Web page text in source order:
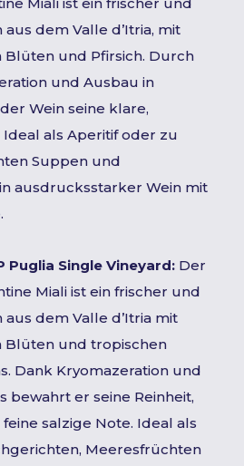
dem Valle d’Itria, mit
Blüten und Pfirsich. Durch
und Ausbau in
Wein seine klare,
als Aperitif oder zu
Suppen und
ausdrucksstarker Wein mit
Puglia Single Vineyard: Der
Miali ist ein frischer und
dem Valle d’Itria mit
Blüten und tropischen
Dank Kryomazeration und
bewahrt er seine Reinheit,
salzige Note. Ideal als
Meeresfrüchten